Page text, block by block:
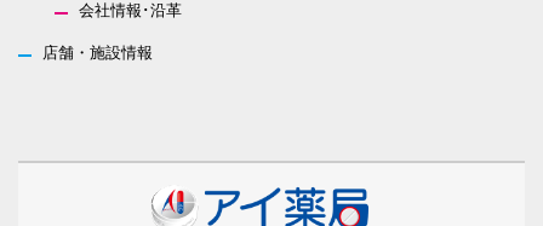
会社情報･沿革
店舗・施設情報